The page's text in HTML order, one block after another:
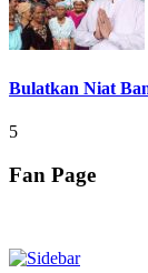
Bulatkan Niat
5
Fan Page